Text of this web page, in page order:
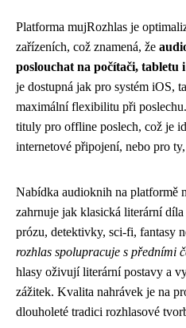
Platforma mujRozhlas je
zařízeních, což znamená, že
poslouchat na počítači, tabletu
je dostupná jak pro systém iOS,
maximální flexibilitu při
tituly pro offline poslech, což je
internetové připojení, nebo pro
Nabídka audioknih na platformě
zahrnuje jak klasická literární
prózu, detektivky, sci-fi, fantasy
rozhlas spolupracuje s předními
hlasy oživují literární postavy a
zážitek. Kvalita nahrávek je na
dlouholeté tradici rozhlasové